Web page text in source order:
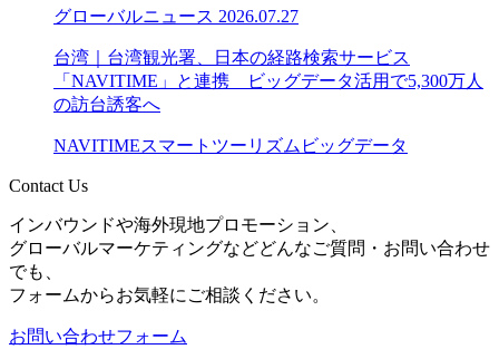
グローバルニュース 2026.07.27
台湾｜台湾観光署、日本の経路検索サービス
「NAVITIME」と連携 ビッグデータ活用で5,300万人
の訪台誘客へ
NAVITIMEスマートツーリズム ビッグデータ
Contact Us
インバウンドや海外現地プロモーション、
グローバルマーケティングなどどんなご質問・お問い合わせ
でも、
フォームからお気軽にご相談ください。
お問い合わせフォーム